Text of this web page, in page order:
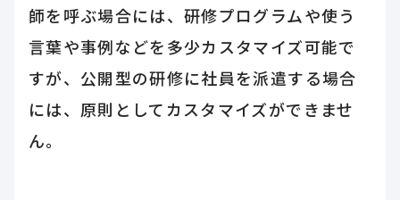
師を呼ぶ場合には、研修プログラムや使う
言葉や事例などを多少カスタマイズ可能で
すが、公開型の研修に社員を派遣する場合
には、原則としてカスタマイズができませ
ん。